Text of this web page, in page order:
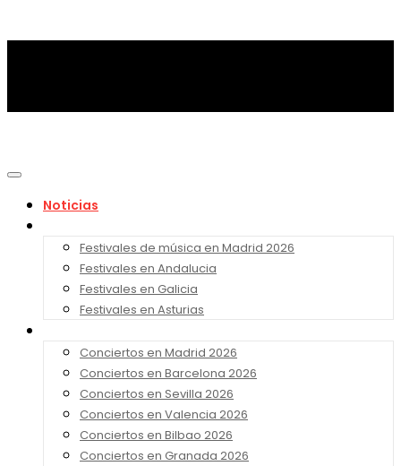
Noticias
Festivales de música en Madrid 2026
Festivales en Andalucia
Festivales en Galicia
Festivales en Asturias
Conciertos en Madrid 2026
Conciertos en Barcelona 2026
Conciertos en Sevilla 2026
Conciertos en Valencia 2026
Conciertos en Bilbao 2026
Conciertos en Granada 2026